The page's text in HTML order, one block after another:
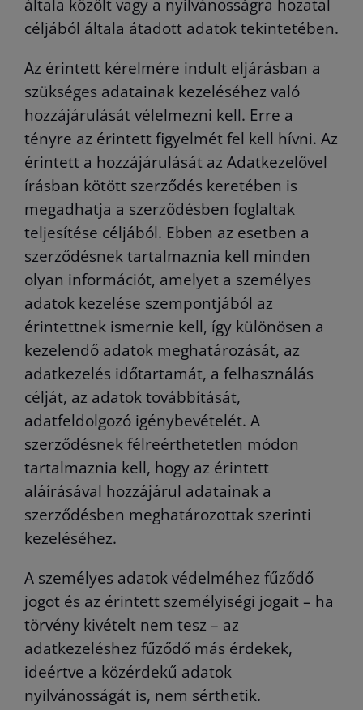
általa közölt vagy a nyilvánosságra hozatal
céljából általa átadott adatok tekintetében.
Az érintett kérelmére indult eljárásban a
szükséges adatainak kezeléséhez való
hozzájárulását vélelmezni kell. Erre a
tényre az érintett figyelmét fel kell hívni. Az
érintett a hozzájárulását az Adatkezelővel
írásban kötött szerződés keretében is
megadhatja a szerződésben foglaltak
teljesítése céljából. Ebben az esetben a
szerződésnek tartalmaznia kell minden
olyan információt, amelyet a személyes
adatok kezelése szempontjából az
érintettnek ismernie kell, így különösen a
kezelendő adatok meghatározását, az
adatkezelés időtartamát, a felhasználás
célját, az adatok továbbítását,
adatfeldolgozó igénybevételét. A
szerződésnek félreérthetetlen módon
tartalmaznia kell, hogy az érintett
aláírásával hozzájárul adatainak a
szerződésben meghatározottak szerinti
kezeléséhez.
A személyes adatok védelméhez fűződő
jogot és az érintett személyiségi jogait – ha
törvény kivételt nem tesz – az
adatkezeléshez fűződő más érdekek,
ideértve a közérdekű adatok
nyilvánosságát is, nem sérthetik.